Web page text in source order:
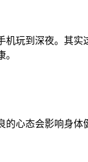
玩到深夜。其
的心态会影响身